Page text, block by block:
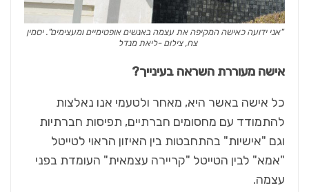
"אני ידועה כאישה המקיפה את עצמה באנשים אופטימיים ומעצימים". יסמין
צח, צילום -ליאת מנדל
אישה מעוררת השראה בעינייך?
כל אישה באשר היא, מאחר ולטעמי אנו נאלצות
להתמודד עם מחסומים חברתיים, תפיסות חברתיות
וגם "אישיות" בהתחבטות בין האיזון הראוי לטייטל
"אמא" לבין הטייטל "קריירה עצמאית" העומדת בפני
עצמה.